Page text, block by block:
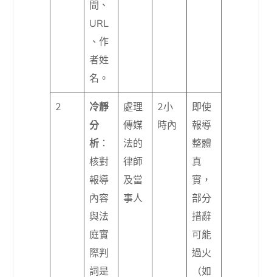
間、
URL
、作
者姓
名。
2
冷靜
分
析 ：
核對
報導
內容
與法
庭實
際判
詞是
處理
傳媒
法的
律師
及當
事人
2小
時內
即使
報導
整體
真
實，
部分
措辭
可能
過火
（如